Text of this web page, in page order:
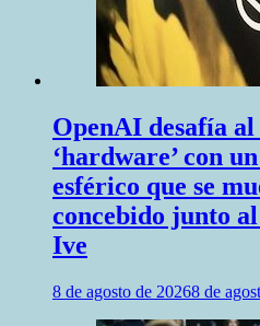
OpenAI desafía
‘hardware’ con
esférico que se
concebido junto
Ive
8 de agosto de 20268 de